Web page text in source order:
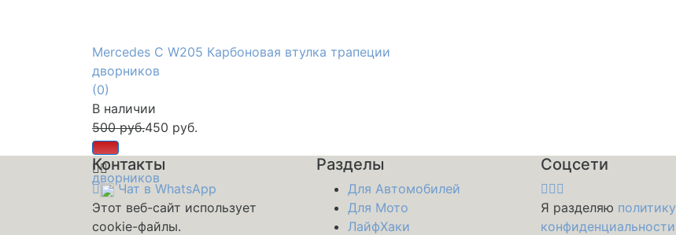
Mercedes C W205 Карбоновая втулка трапеции
дворников
(0)
В наличии
500 руб.450 руб.
Контакты
Чат в WhatsApp
Этот веб-сайт использует
cookie-файлы.
Разделы
Для Автомобилей
Для Мото
ЛайфХаки
Соцсети
Я разделяю политику
конфиденциальности